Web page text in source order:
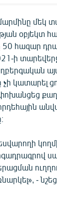
մեկ
օբյեկտ
50 հազար
ի
կատարել
-